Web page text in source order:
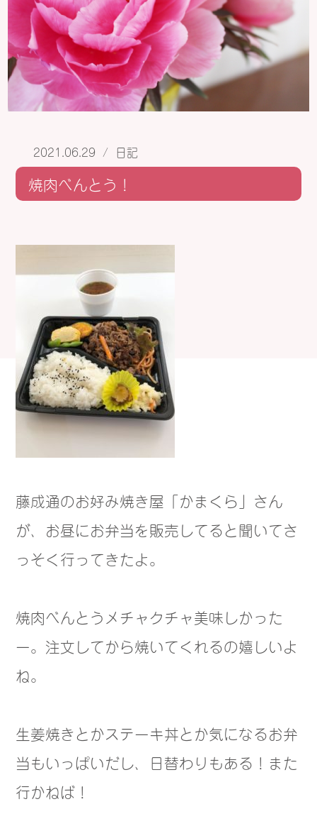
2021.06.29 / 日記
焼肉べんとう！
藤成通のお好み焼き屋「かまくら」さん
が、お昼にお弁当を販売してると聞いてさ
っそく行ってきたよ。
焼肉べんとうメチャクチャ美味しかった
ー。注文してから焼いてくれるの嬉しいよ
ね。
生姜焼きとかステーキ丼とか気になるお弁
当もいっぱいだし、日替わりもある！また
行かねば！